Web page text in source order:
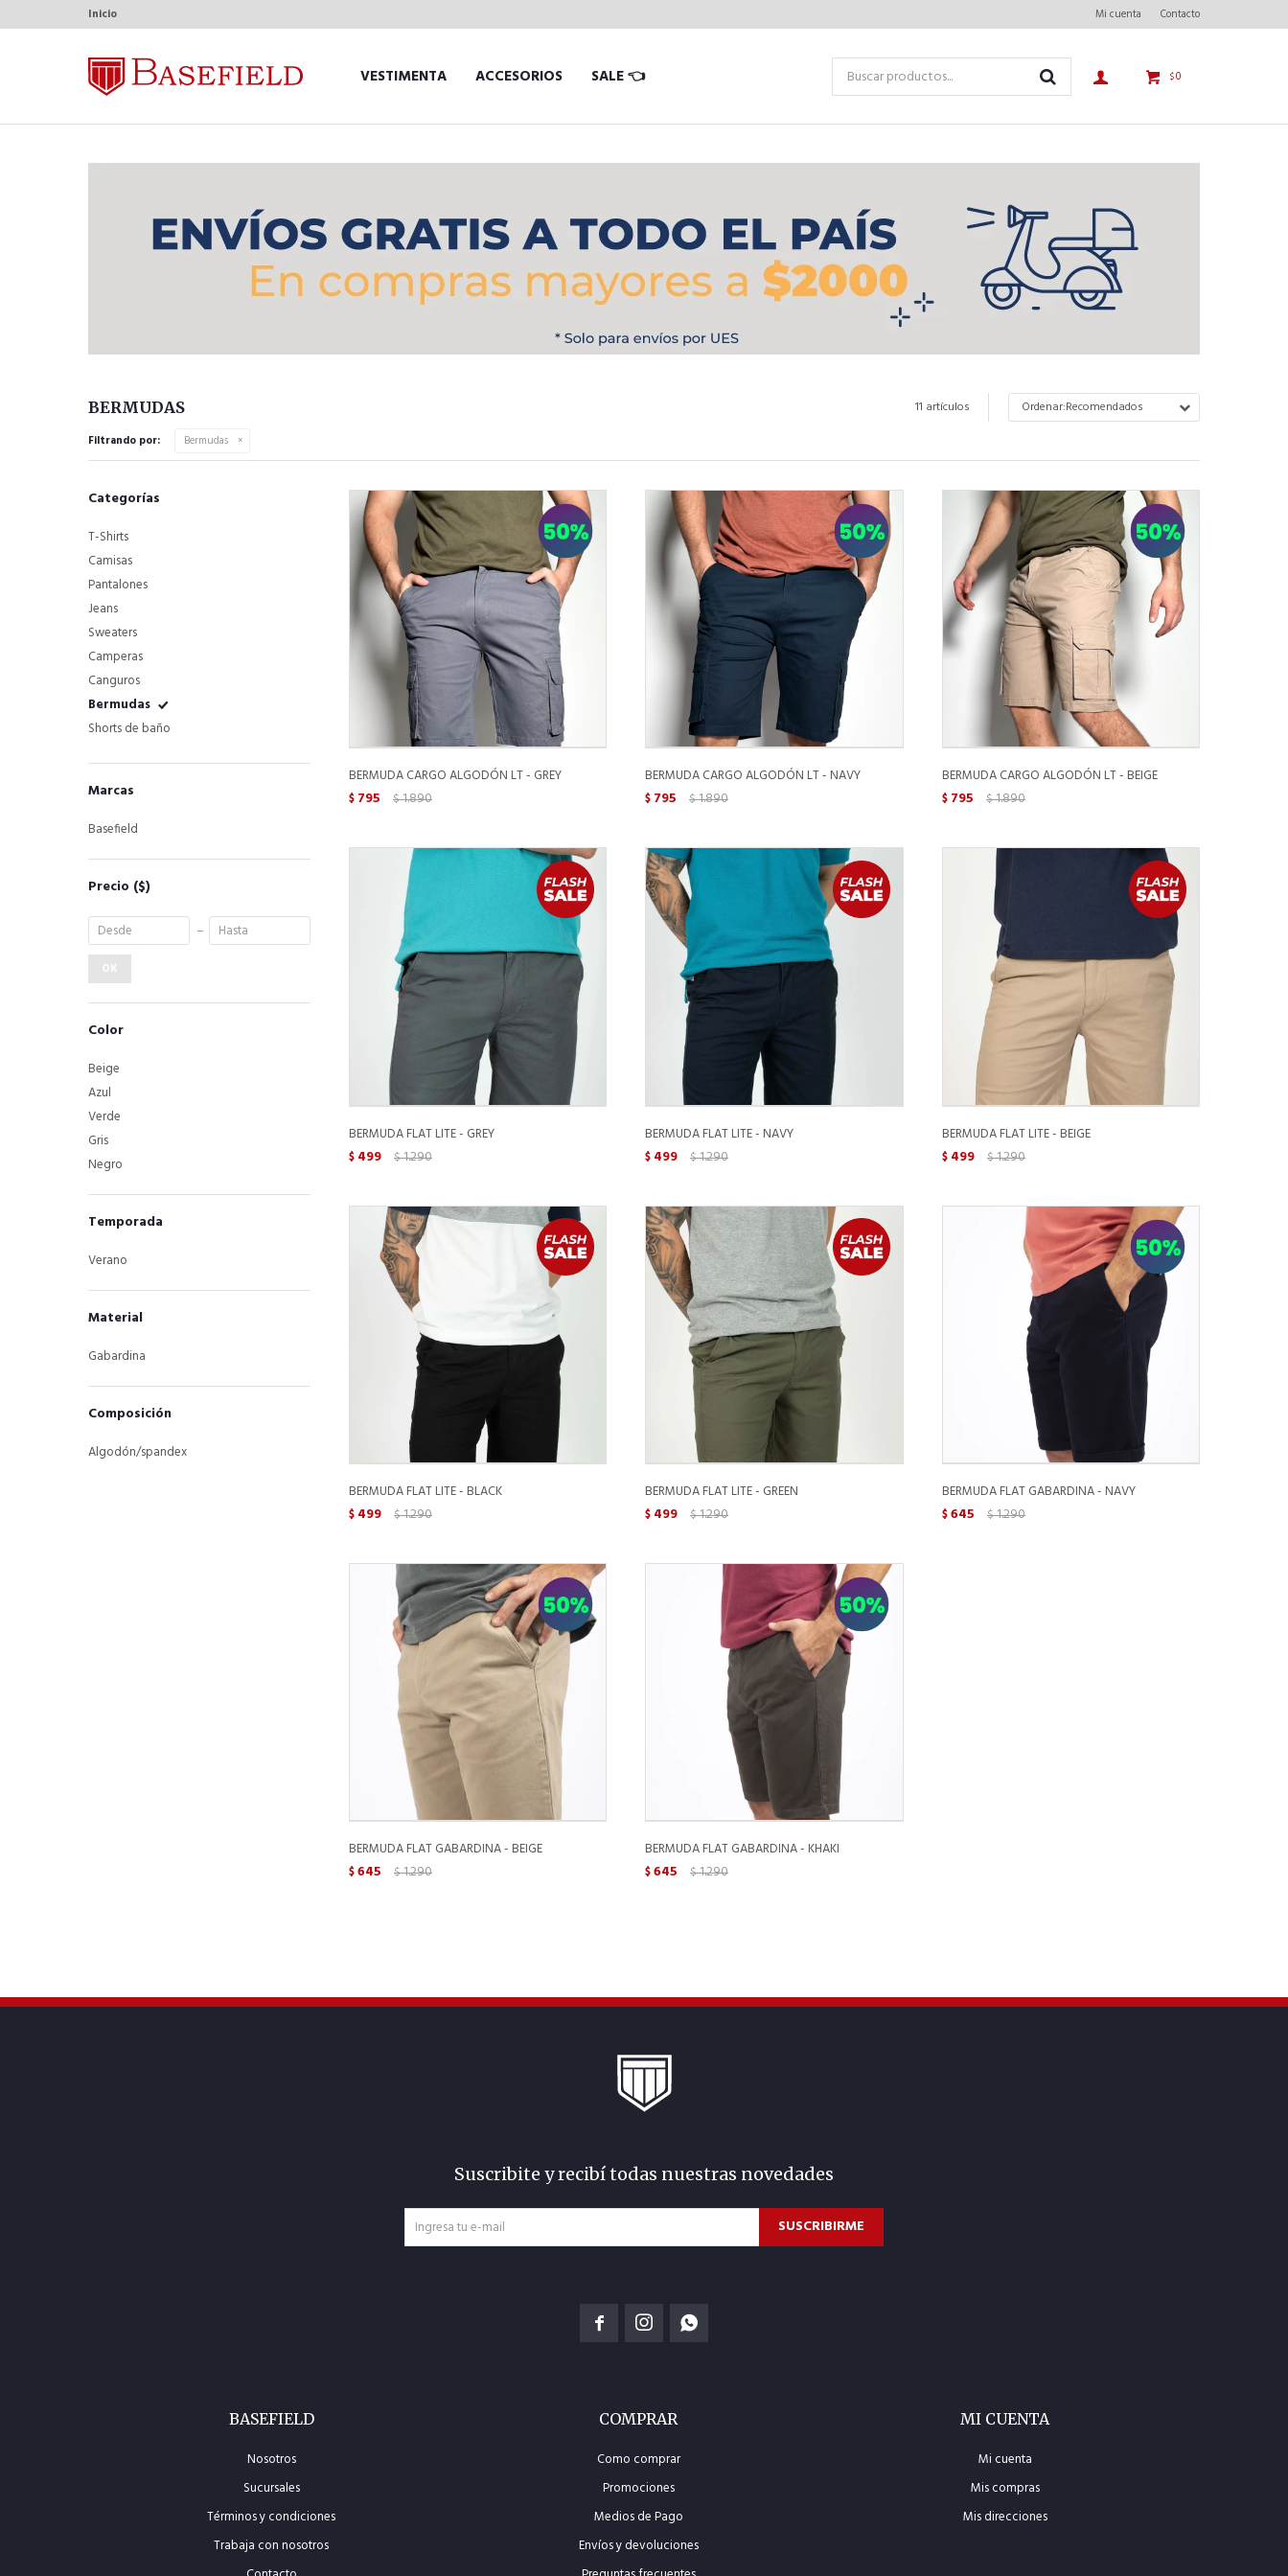
VESTIMENTA ACCESORIOS SALE 👈 $0
Inicio Mi cuenta Contacto
BERMUDAS 11 artículos Recomendados
Filtrando por: Bermudas
BERMUDA CARGO ALGODÓN LT - GREY
$ 795 $1.890
BERMUDA CARGO ALGODÓN LT - NAVY
$ 795 $1.890
BERMUDA CARGO ALGODÓN LT - BEIGE
$ 795 $1.890
BERMUDA FLAT LITE - GREY
$ 499 $1.290
BERMUDA FLAT LITE - NAVY
$ 499 $1.290
BERMUDA FLAT LITE - BEIGE
$ 499 $1.290
BERMUDA FLAT LITE - BLACK
$ 499 $1.290
BERMUDA FLAT LITE - GREEN
$ 499 $1.290
BERMUDA FLAT GABARDINA - NAVY
$645 $1.290
BERMUDA FLAT GABARDINA - BEIGE
$645 $1.290
BERMUDA FLAT GABARDINA - KHAKI
$645 $1.290
Categorías
T-Shirts
Camisas
Pantalones
Jeans
Sweaters
Camperas
Canguros
Bermudas
Shorts de baño
Marcas
Basefield
Precio ($)
OK
Color
Beige
Azul
Verde
Gris
Negro
Temporada
Verano
Material
Gabardina
Composición
Algodón/spandex
BASEFIELD
Nosotros
Sucursales
Términos y condiciones
Trabaja con nosotros
COMPRAR
Como comprar
Promociones
Medios de Pago
Envíos y devoluciones
MI CUENTA
Mi cuenta
Mis compras
Mis direcciones
Suscribite y recibí todas nuestras novedades
SUSCRIBIRME
  